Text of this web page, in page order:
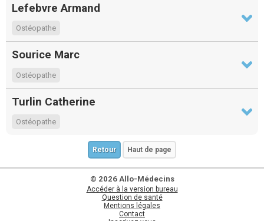
Lefebvre Armand
Ostéopathe
Sourice Marc
Ostéopathe
Turlin Catherine
Ostéopathe
Retour Haut de page
© 2026 Allo-Médecins
Accéder à la version bureau
Question de santé
Mentions légales
Contact